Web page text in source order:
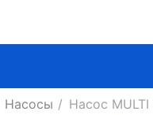
Насосы / Насос